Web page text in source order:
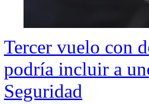
Tercer vuelo con
podría incluir a
Seguridad